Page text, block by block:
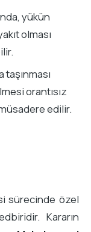
yükün
olması
orantısız
edilir.
sürecinde özel
Kararın